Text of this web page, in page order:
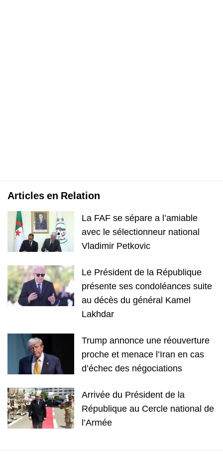
Articles en Relation
La FAF se sépare a l’amiable
avec le sélectionneur national
Vladimir Petkovic
Le Président de la République
présente ses condoléances suite
au décès du général Kamel
Lakhdar
Trump annonce une réouverture
proche et menace l’Iran en cas
d’échec des négociations
Arrivée du Président de la
République au Cercle national de
l’Armée